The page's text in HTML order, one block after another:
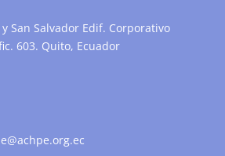
San Salvador Edif. Corporativo
603. Quito, Ecuador